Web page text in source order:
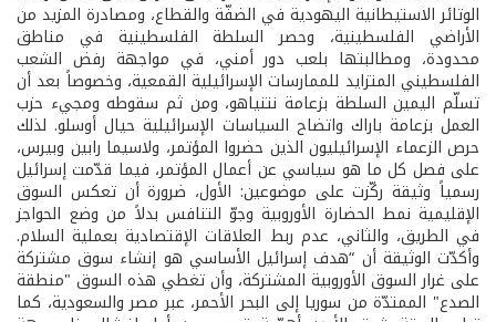
الوتائر الاستيطانية اليهودية في الضفّة والقطاع، ومصادرة المزيد من
الأراضي الفلسطينية، وحصر السلطة الفلسطينية في مناطق
محدودة، ومطالبتها بلعب دور أمني، في مواجهة رفض الشعب
الفلسطيني المتزايد للممارسات الإسرائيلية القمعية، وخصوصاً بعد أن
تسلّم اليمين السلطة بزعامة نتنياهو، ومن ثم سقوطه ومجيء حزب
العمل بزعامة باراك واتضاح السياسات الإسرائيلية حيال أوسلو. لذلك
حرص الزعماء الإسرائيليون الذين حضروا المؤتمر، ولاسيما رابين وبيرس،
على فصل كل ما هو سياسي عن أعمال المؤتمر، فيما قدّمت إسرائيل
رسمياً وثيقة ركّزت على موضوعين: الأول، ضرورة أن تعكس السوق
الإقليمية نمط الحضارة الأوروبية وجوّ التنافس بدلاً من وضع الحواجز
في الطريق، والثاني، عدم ربط العلاقات الإقتصادية بعملية السلام.
وأكدّت الوثيقة أن “هدف إسرائيل الأساسي هو إنشاء سوق مشتركة
على غرار السوق الأوروبية المشتركة، وأن تغطي هذه السوق "منطقة
الصدع" الممتدّة من سوريا إلى البحر الأحمر، عبر مصر والسعودية، كما